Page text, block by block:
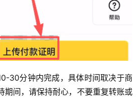
30分钟内完成，具体时间取决于商
期间，请保持耐心，不要重复转账或